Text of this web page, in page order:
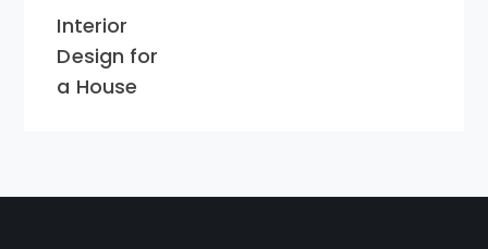
Interior
Design for
a House